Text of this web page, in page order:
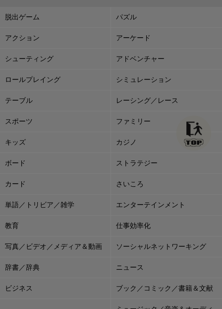
脱出ゲーム パズル
アクション アーケード
シューティング アドベンチャー
ロールプレイング シミュレーション
テーブル レーシング／レース
スポーツ ファミリー
キッズ カジノ
ボード ストラテジー
カード さいころ
単語／トリビア／雑学 エンターテインメント
教育 仕事効率化
写真／ビデオ／メディア＆動画 ソーシャルネットワーキング
辞書／辞典 ニュース
ビジネス ブック／コミック／書籍＆文献